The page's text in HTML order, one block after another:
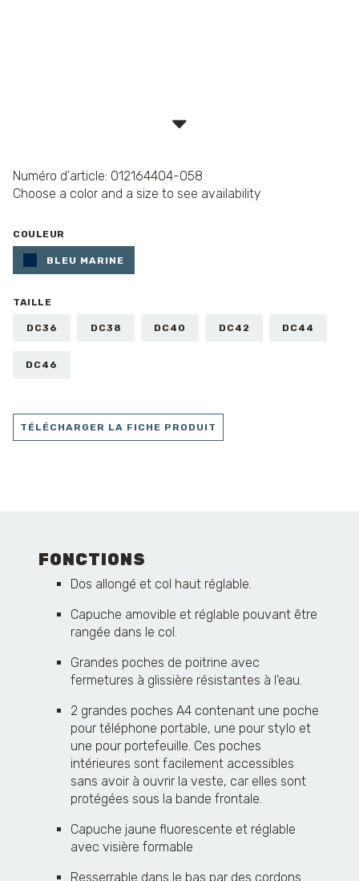
Numéro d'article: 012164404-058
Choose a color and a size to see availability
COULEUR
BLEU MARINE
TAILLE
DC36 DC38 DC40 DC42 DC44
DC46
TÉLÉCHARGER LA FICHE PRODUIT
FONCTIONS
Dos allongé et col haut réglable.
Capuche amovible et réglable pouvant être
rangée dans le col.
Grandes poches de poitrine avec
fermetures à glissière résistantes à l'eau.
2 grandes poches A4 contenant une poche
pour téléphone portable, une pour stylo et
une pour portefeuille. Ces poches
intérieures sont facilement accessibles
sans avoir à ouvrir la veste, car elles sont
protégées sous la bande frontale.
Capuche jaune fluorescente et réglable
avec visière formable
Resserrable dans le bas par des cordons